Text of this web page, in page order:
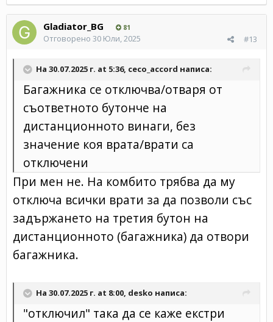
Gladiator_BG 81
#13
Отговорено 30 Юли, 2025
На 30.07.2025 г. at 5:36, ceco_accord написа:
Багажника се отключва/отваря от
съответното бутонче на
дистанционното винаги, без
значение коя врата/врати са
отключени
При мен не. На комбито трябва да му
отключа всички врати за да позволи със
задържането на третия бутон на
дистанционното (багажника) да отвори
багажника.
На 30.07.2025 г. at 8:00, desko написа:
"отключил" така да се каже екстри